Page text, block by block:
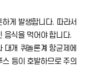
게 발생합니다. 따라서
음식을 먹어야 합니다.
개 퀴놀론계 항균제에
등이 호발하므로 주의